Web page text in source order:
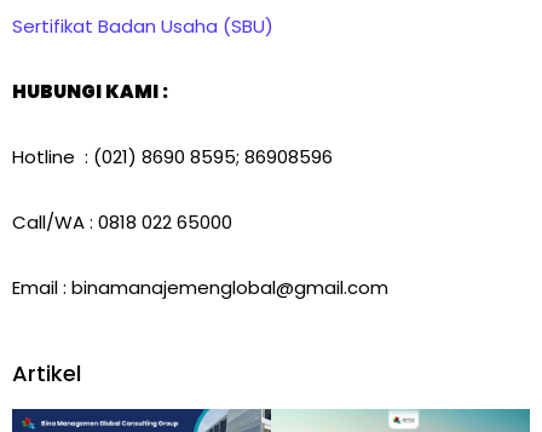
Sertifikat Badan Usaha (SBU)
HUBUNGI KAMI :
Hotline : (021) 8690 8595; 86908596
Call/WA : 0818 022 65000
Email : binamanajemenglobal@gmail.com
Artikel